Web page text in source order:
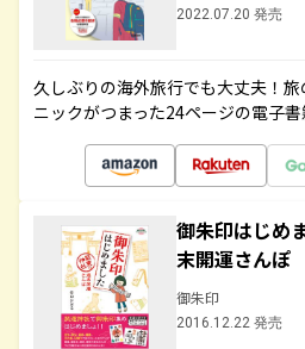
2022.07.20 発売
久しぶりの海外旅行でも大丈夫！
ニックがつまった24ページの電子
御朱印はじ
末開運さんぽ
御朱印
2016.12.22 発売